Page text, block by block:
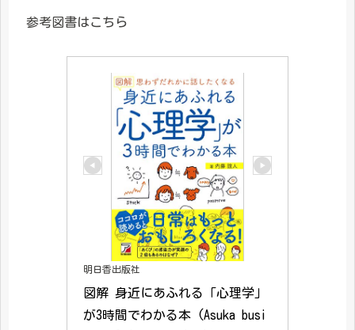
参考図書はこちら
明日香出版社
図解 身近にあふれる「心理学」
が3時間でわかる本 (Asuka busi